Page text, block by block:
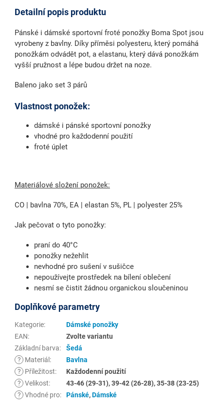
Detailní popis produktu
Pánské i dámské sportovní froté ponožky Boma Spot jsou
vyrobeny z bavlny. Díky příměsi polyesteru, který pomáhá
ponožkám odvádět pot, a elastanu, který dává ponožkám
vyšší pružnost a lépe budou držet na noze.
Baleno jako set 3 párů
Vlastnost ponožek:
dámské i pánské sportovní ponožky
vhodné pro každodenní použití
froté úplet
Materiálové složení ponožek:
CO | bavlna 70%, EA | elastan 5%, PL | polyester 25%
Jak pečovat o tyto ponožky:
praní do 40°C
ponožky nežehlit
nevhodné pro sušení v sušičce
nepoužívejte prostředek na bílení oblečení
nesmí se čistit žádnou organickou sloučeninou
Doplňkové parametry
Kategorie:
Dámské ponožky
EAN:
Zvolte variantu
Základní barva:
Šedá
?
Materiál :
Bavlna
?
Příležitost:
Každodenní použití
? Velikost:
43-46 (29-31), 39-42 (26-28), 35-38 (23-25)
? Vhodné pro: Pánské,Dámské